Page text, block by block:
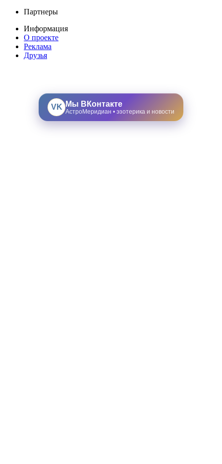
Партнеры
Информация
О проекте
Реклама
Друзья
VK Мы ВКонтакте
АстроМеридиан • эзотерика и новости